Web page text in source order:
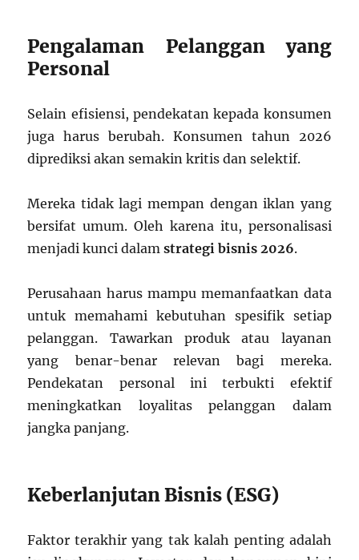
Pengalaman Pelanggan yang
Personal
Selain efisiensi, pendekatan kepada konsumen
juga harus berubah. Konsumen tahun 2026
diprediksi akan semakin kritis dan selektif.
Mereka tidak lagi mempan dengan iklan yang
bersifat umum. Oleh karena itu, personalisasi
menjadi kunci dalamstrategi bisnis 2026.
Perusahaan harus mampu memanfaatkan data
untuk memahami kebutuhan spesifik setiap
pelanggan. Tawarkan produk atau layanan
yang benar-benar relevan bagi mereka.
Pendekatan personal ini terbukti efektif
meningkatkan loyalitas pelanggan dalam
jangka panjang.
Keberlanjutan Bisnis (ESG)
Faktor terakhir yang tak kalah penting adalah